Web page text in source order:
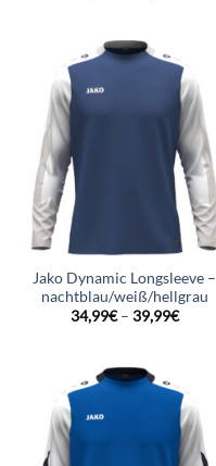
Jako Dynamic Longsleeve –
nachtblau/weiß/hellgrau
34,99€– 39,99€